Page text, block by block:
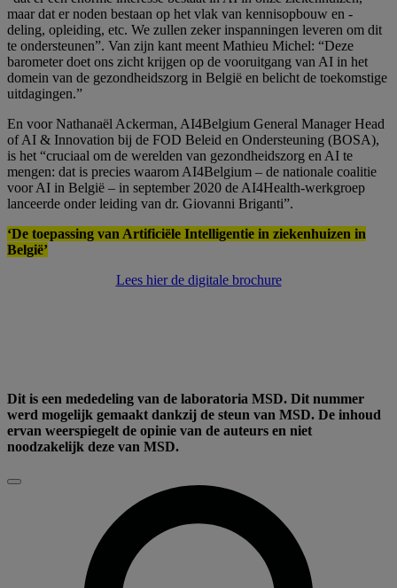
maar dat er noden bestaan op het vlak van kennisopbouw en -
deling, opleiding, etc. We zullen zeker inspanningen leveren om dit
te ondersteunen”. Van zijn kant meent Mathieu Michel: “Deze
barometer doet ons zicht krijgen op de vooruitgang van AI in het
domein van de gezondheidszorg in België en belicht de toekomstige
uitdagingen.”
En voor Nathanaël Ackerman, AI4Belgium General Manager Head
of AI & Innovation bij de FOD Beleid en Ondersteuning (BOSA),
is het “cruciaal om de werelden van gezondheidszorg en AI te
mengen: dat is precies waarom AI4Belgium – de nationale coalitie
voor AI in België – in september 2020 de AI4Health-werkgroep
lanceerde onder leiding van dr. Giovanni Briganti”.
‘De toepassing van Artificiële Intelligentie in ziekenhuizen in
België’
Lees hier de digitale brochure
Dit is een mededeling van de laboratoria MSD. Dit nummer
werd mogelijk gemaakt dankzij de steun van MSD. De inhoud
ervan weerspiegelt de opinie van de auteurs en niet
noodzakelijk deze van MSD.
Sluiten